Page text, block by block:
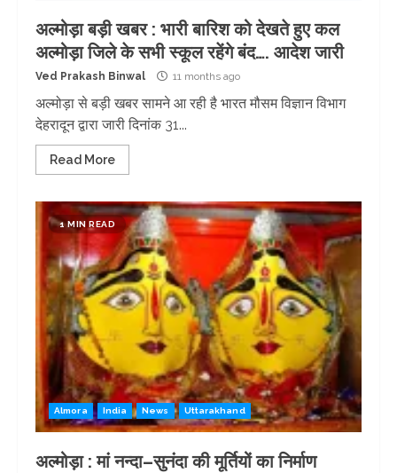
अल्मोड़ा बड़ी खबर : भारी बारिश को देखते हुए कल
अल्मोड़ा जिले के सभी स्कूल रहेंगे बंद…. आदेश जारी
Ved Prakash Binwal 11 months ago
अल्मोड़ा से बड़ी खबर सामने आ रही है भारत मौसम विज्ञान विभाग
देहरादून द्वारा जारी दिनांक 31...
Read More
1 MIN READ
Almora India News Uttarakhand
अल्मोड़ा : मां नन्दा–सुनंदा की मूर्तियों का निर्माण